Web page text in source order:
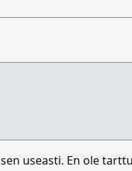
useasti. En ole